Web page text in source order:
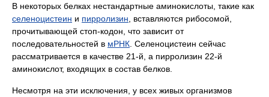
В некоторых белках нестандартные аминокислоты, такие как
селеноцистеин и пирролизин , вставляются рибосомой,
прочитывающей стоп-кодон, что зависит от
последовательностей в мРНК . Селеноцистеин сейчас
рассматривается в качестве 21-й, а пирролизин 22-й
аминокислот, входящих в состав белков.
Несмотря на эти исключения, у всех живых организмов